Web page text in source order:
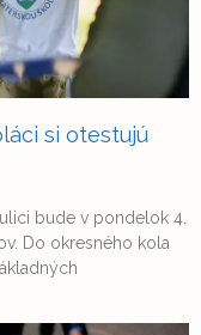
si otestujú
bude v pondelok 4.
Do okresného kola